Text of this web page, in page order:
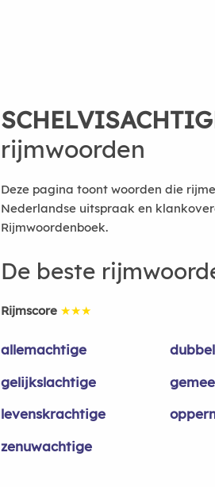
rijmwoorden
Deze pagina toont woorden die
Nederlandse uitspraak en
Rijmwoordenboek.
De beste
Rijmscore ★★★
allemachtige
gelijkslachtige
levenskrachtige
zenuwachtige